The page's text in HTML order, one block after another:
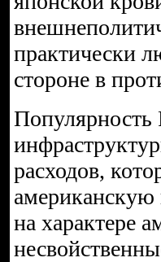
практически
стороне в
Популярность
расходов,
американскую
на характере